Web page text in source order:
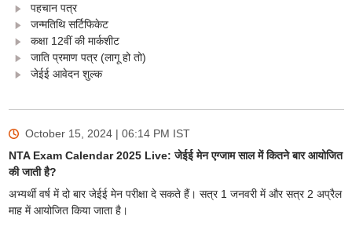
पहचान पत्र
जन्मतिथि सर्टिफिकेट
कक्षा 12वीं की मार्कशीट
जाति प्रमाण पत्र (लागू हो तो)
जेईई आवेदन शुल्क
October 15, 2024 | 06:14 PM IST
NTA Exam Calendar 2025 Live: जेईई मेन एग्जाम साल में कितने बार आयोजित
की जाती है?
अभ्यर्थी वर्ष में दो बार जेईई मेन परीक्षा दे सकते हैं। सत्र 1 जनवरी में और सत्र 2 अप्रैल
माह में आयोजित किया जाता है।